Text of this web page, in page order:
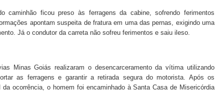
caminhão ficou preso às ferragens da cabine, sofrendo ferimentos
apontam suspeita de fratura em uma das pernas, exigindo uma
Já o condutor da carreta não sofreu ferimentos e saiu ileso.
Minas Goiás realizaram o desencarceramento da vítima utilizando
as ferragens e garantir a retirada segura do motorista. Após os
ocorrência, o homem foi encaminhado à Santa Casa de Misericórdia